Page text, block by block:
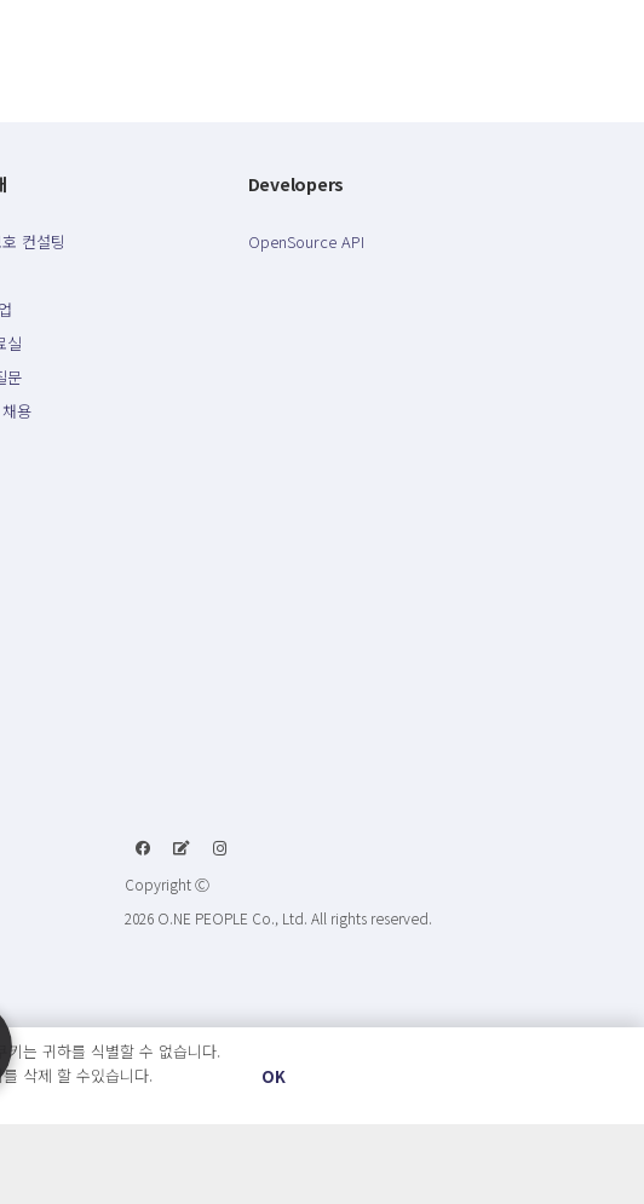
컨설팅
실
문
용
Developers
OpenSource API
Copyright Ⓒ
2026 O.NE PEOPLE Co., Ltd. All rights reserved.
는 귀하를 식별할 수 없습니다.
삭제 할 수있습니다.
OK